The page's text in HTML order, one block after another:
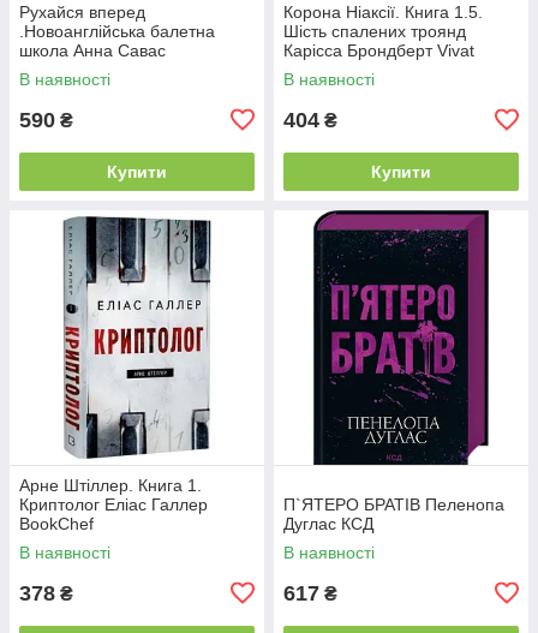
Рухайся вперед
.Новоанглійська балетна
школа Анна Савас
READBERRY
В наявності
590 ₴
Купити
Корона Ніаксії. Книга 1.5.
Шість спалених троянд
Карісса Брондберт Vivat
В наявності
404 ₴
Купити
Арне Штіллер. Книга 1.
Криптолог Еліас Галлер
BookChef
В наявності
378 ₴
П`ЯТЕРО БРАТІВ Пеленопа
Дуглас КСД
В наявності
617 ₴